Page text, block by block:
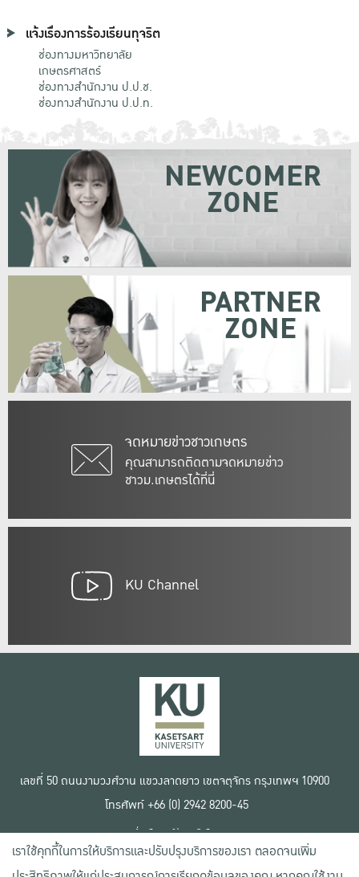
แจ้งเรื่องการร้องเรียนทุจริต
ช่องทางมหาวิทยาลัย
เกษตรศาสตร์
ช่องทางสำนักงาน ป.ป.ช.
ช่องทางสำนักงาน ป.ป.ท.
จดหมายข่าวชาวเกษตร
คุณสามารถติดตามจดหมายข่าว
ชาวม.เกษตรได้ที่นี่
NEWCOMER
ZONE
PARTNER
ZONE
KU Channel
เลขที่ 50 ถนนงามวงศ์วาน แขวงลาดยาว เขตจตุจักร กรุงเทพฯ 10900
โทรศัพท์ +66 (0) 2942 8200-45
เงื่อนไขการใช้งานเว็บไซต์
ข้อตกลงด้านสิทธิ์ใช้งาน
นโยบายความเป็นส่วนตัว
เราใช้คุกกี้ในการให้บริการและปรับปรุงบริการของเรา ตลอดจนเพิ่ม